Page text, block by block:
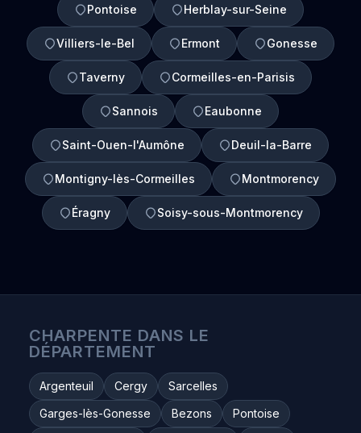
Pontoise Herblay-sur-Seine
Villiers-le-Bel Ermont Gonesse
Taverny Cormeilles-en-Parisis
Sannois Eaubonne
Saint-Ouen-l'Aumône Deuil-la-Barre
Montigny-lès-Cormeilles Montmorency
Éragny Soisy-sous-Montmorency
CHARPENTE DANS LE
DÉPARTEMENT
Argenteuil Cergy
Sarcelles
Garges-lès-Gonesse
Bezons
Pontoise